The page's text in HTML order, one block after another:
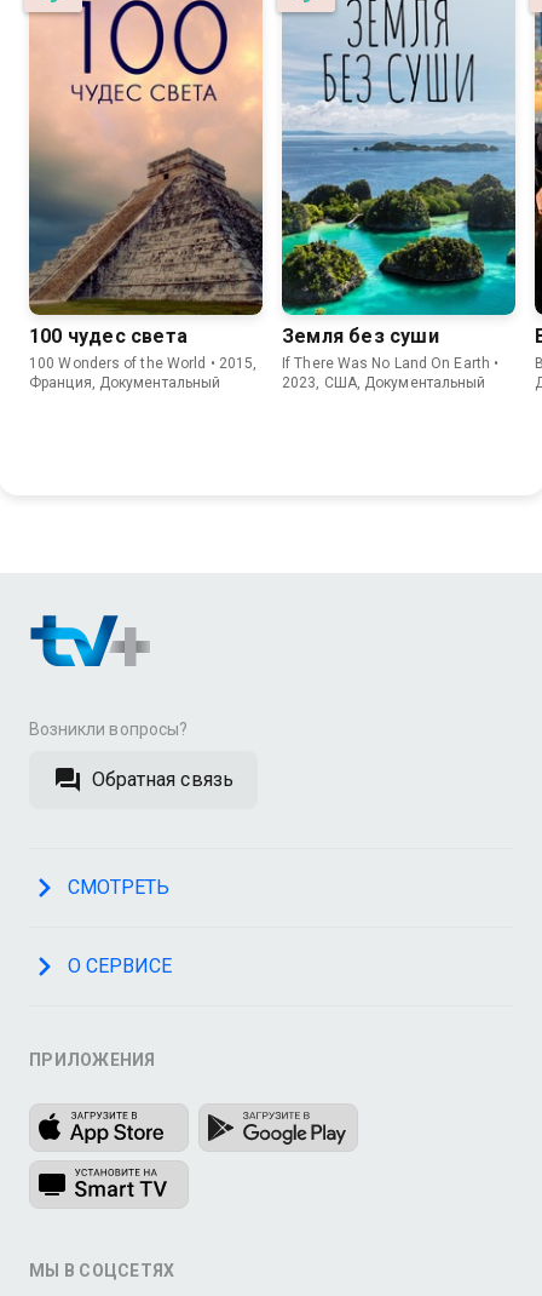
100 чудес света
100 Wonders of the World • 2015,
Франция, Документальный
Земля без суши
If There Was No Land On Earth •
2023, США, Документальный
Возникли вопросы?
Обратная связь
СМОТРЕТЬ
О СЕРВИСЕ
ПРИЛОЖЕНИЯ
МЫ В СОЦСЕТЯХ